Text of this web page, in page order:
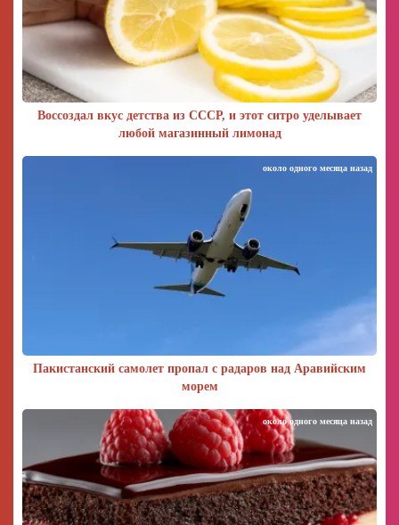
Воссоздал вкус детства из СССР, и этот ситро уделывает
любой магазинный лимонад
Пакистанский самолет пропал с радаров над Аравийским
морем
около одного месяца назад
около одного месяца назад